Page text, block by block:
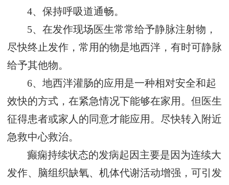
4、保持呼吸道通畅。
5、在发作现场医生常常给予静脉注射物，
尽快终止发作，常用的物是地西泮，有时可静脉
给予其他物。
6、地西泮灌肠的应用是一种相对安全和起
效快的方式，在紧急情况下能够在家用。但医生
征得患者或家人的同意才能应用。尽快转入附近
急救中心救治。
癫痫持续状态的发病起因主要是因为连续大
发作、脑组织缺氧、机体代谢活动增强，可引发